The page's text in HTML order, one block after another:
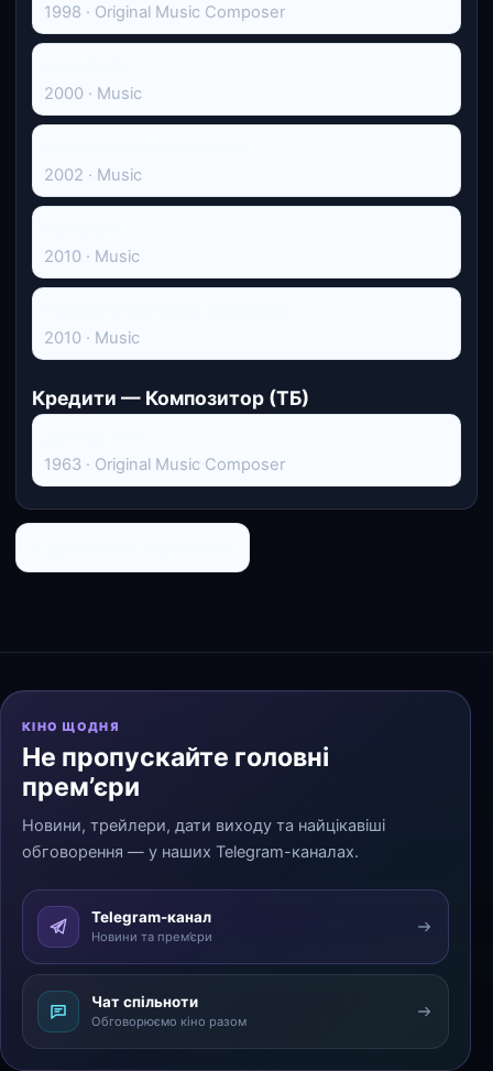
1998 · Original Music Composer
2000 · Music
2002 · Music
2010 · Music
2010 · Music
Кредити — Композитор (ТБ)
1963 · Original Music Composer
КІНО ЩОДНЯ
Не пропускайте головні
прем’єри
Новини, трейлери, дати виходу та найцікавіші
обговорення — у наших Telegram-каналах.
Telegram-канал
Новини та прем’єри
Чат спільноти
Обговорюємо кіно разом